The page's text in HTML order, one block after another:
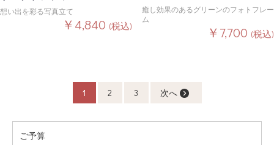
想い出を彩る写真立て
￥4,840 (税込)
癒し効果のあるグリーンのフォトフレー
ム
￥7,700 (税込)
1 2 3 次へ
ご予算